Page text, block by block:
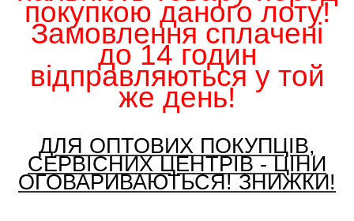
покупкою даного лоту!
Замовлення сплачені
до 14 годин
відправляються у той
же день!
ДЛЯ ОПТОВИХ ПОКУПЦІВ,
СЕРВІСНИХ ЦЕНТРІВ - ЦІНИ
ОГОВАРИВАЮТЬСЯ! ЗНИЖКИ!